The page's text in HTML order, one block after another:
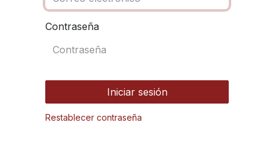
Contraseña
Iniciar sesión
Restablecer contraseña